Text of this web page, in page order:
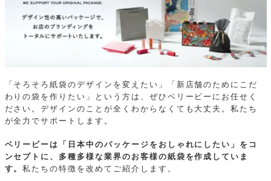
「そろそろ紙袋のデザインを変えたい」「新店舗のためにこだ
わりの袋を作りたい」という方は、ぜひベリービーにお任せく
ださい。デザインのことが全くわからなくても大丈夫。私たち
が全力でサポートします。
ベリービーは「日本中のパッケージをおしゃれにしたい」をコ
ンセプトに、多種多様な業界のお客様の紙袋を作成していま
す。私たちの特徴を改めてご紹介します。